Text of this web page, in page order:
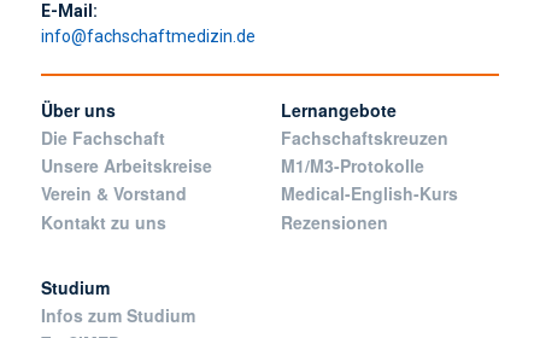
E-Mail:
info@fachschaftmedizin.de
Über uns
Die Fachschaft
Unsere Arbeitskreise
Verein & Vorstand
Kontakt zu uns
Lernangebote
Fachschaftskreuzen
M1/M3-Protokolle
Medical-English-Kurs
Rezensionen
Studium
Infos zum Studium